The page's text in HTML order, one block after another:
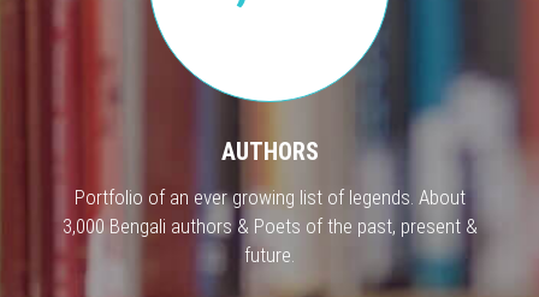
AUTHORS
Portfolio of an ever growing list of legends. About
3,000 Bengali authors & Poets of the past, present &
future.